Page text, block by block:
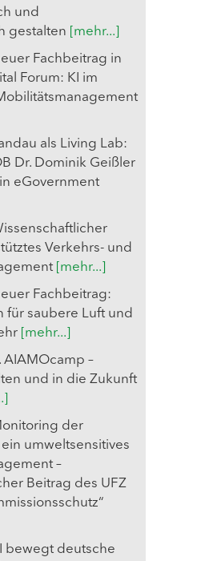
und
gestalten
[mehr...]
Fachbeitrag in
Forum: KI im
als Living Lab:
Dr. Dominik Geißler
eGovernment
Verkehrs- und
[mehr...]
Fachbeitrag:
für saubere Luft und
[mehr...]
AIAMOcamp –
und in die Zukunft
der
umweltsensitives
–
Beitrag des UFZ
bewegt deutsche